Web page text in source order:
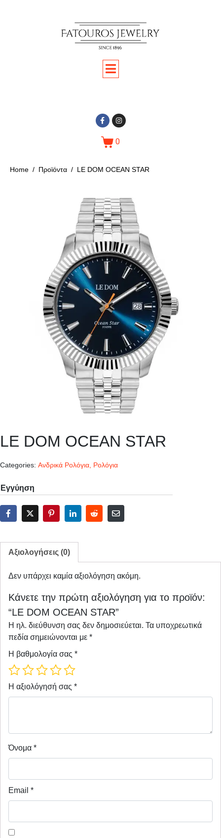
0
Home Προϊόντα LE DOM OCEAN STAR
LE DOM OCEAN STAR
Categories: Ανδρικά Ρολόγια Ρολόγια
Εγγύηση
Αξιολογήσεις (0)
Δεν υπάρχει καμία αξιολόγηση ακόμη.
Κάνετε την πρώτη αξιολόγηση για το προϊόν:
“LE DOM OCEAN STAR”
Η ηλ. διεύθυνση σας δεν δημοσιεύεται. Τα υποχρεωτικά
πεδία σημειώνονται με *
Η βαθμολογία σας *
Η αξιολόγησή σας *
Όνομα *
Email *